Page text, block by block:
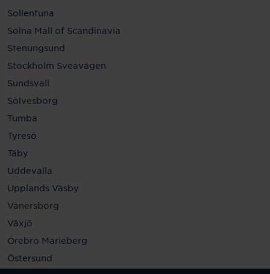
Sollentuna
Solna Mall of Scandinavia
Stenungsund
Stockholm Sveavägen
Sundsvall
Sölvesborg
Tumba
Tyresö
Täby
Uddevalla
Upplands Väsby
Vänersborg
Växjö
Örebro Marieberg
Östersund